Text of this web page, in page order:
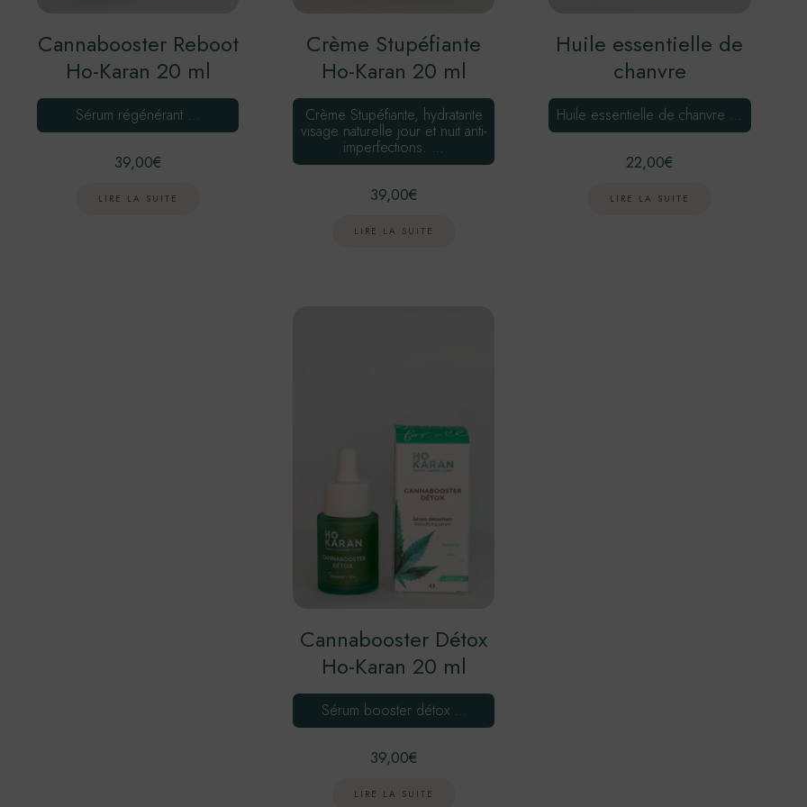
Cannabooster Reboot
Ho-Karan 20 ml
Sérum régénérant …
39,00€
LIRE LA SUITE
Crème Stupéfiante
Ho-Karan 20 ml
Crème Stupéfiante, hydratante
visage naturelle jour et nuit anti-
imperfections. …
39,00€
LIRE LA SUITE
Huile essentielle de
chanvre
Huile essentielle de chanvre …
22,00€
LIRE LA SUITE
Cannabooster Détox
Ho-Karan 20 ml
Sérum booster détox …
39,00€
LIRE LA SUITE